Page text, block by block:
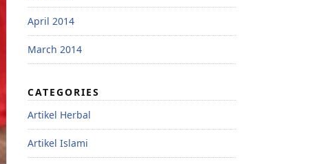
April 2014
March 2014
CATEGORIES
Artikel Herbal
Artikel Islami